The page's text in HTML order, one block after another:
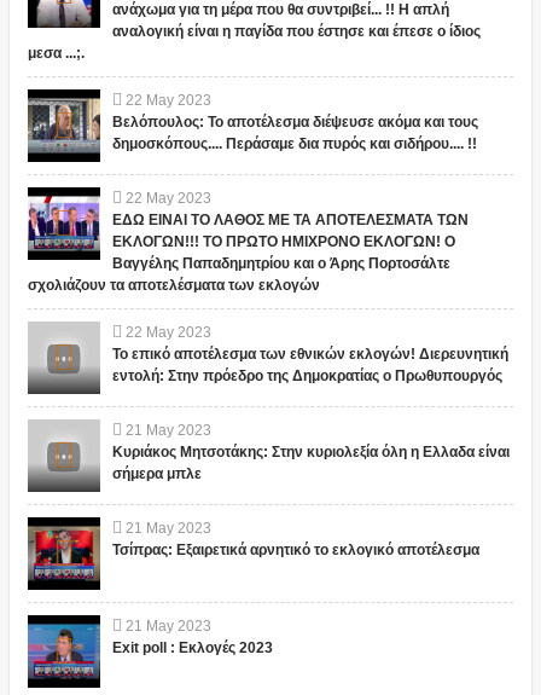
ανάχωμα για τη μέρα που θα συντριβεί... !! Η απλή
αναλογική είναι η παγίδα που έστησε και έπεσε ο ίδιος
μεσα ...;.
22 May 2023
Βελόπουλος: Το αποτέλεσμα διέψευσε ακόμα και τους
δημοσκόπους.... Περάσαμε δια πυρός και σιδήρου.... !!
22 May 2023
ΕΔΩ ΕΙΝΑΙ ΤΟ ΛΑΘΟΣ ΜΕ ΤΑ ΑΠΟΤΕΛΕΣΜΑΤΑ ΤΩΝ
ΕΚΛΟΓΩΝ!!! ΤΟ ΠΡΩΤΟ ΗΜΙΧΡΟΝΟ ΕΚΛΟΓΩΝ! Ο
Βαγγέλης Παπαδημητρίου και ο Άρης Πορτοσάλτε
σχολιάζουν τα αποτελέσματα των εκλογών
22 May 2023
Το επικό αποτέλεσμα των εθνικών εκλογών! Διερευνητική
εντολή: Στην πρόεδρο της Δημοκρατίας ο Πρωθυπουργός
21 May 2023
Κυριάκος Μητσοτάκης: Στην κυριολεξία όλη η Ελλαδα είναι
σήμερα μπλε
21 May 2023
Τσίπρας: Εξαιρετικά αρνητικό το εκλογικό αποτέλεσμα
21 May 2023
Exit poll : Εκλογές 2023